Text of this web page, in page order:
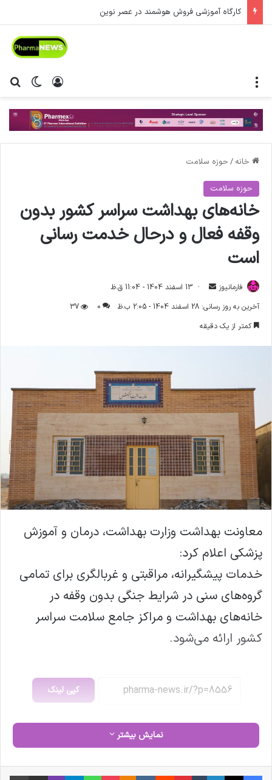
کارگاه آموزشی فروش هوشمند در عصر نوین
تغییر ورود
خانه / حوزه سلامت
حوزه سلامت
خانه‌های بهداشت سراسر کشور بدون
وقفه فعال و درحال خدمت رسانی
است
فارمانیوز
ا
ل
م
ی
13 اسفند 1404 - 11:04 ق.ظ
آخرین به روز رسانی: 28 اسفند 1404 - 2:05 ب.ظ
0
37
کمتر از یک دقیقه
معاونت بهداشت وزارت بهداشت، درمان و آموزش
پزشکی اعلام کرد:
خدمات پیشگیرانه، مراقبتی و غربالگری برای تمامی
گروه‌های سنی در شرایط جنگی بدون وقفه در
خانه‌های بهداشت و مراکز جامع سلامت سراسر
کشور ارائه می‌شود.
کپی لینک
نمایش بیشتر
فیس بوک X لینکدین ‫تامبلر ‫پین‌ترست ‫رددیت ‫VKontakte
‫Odnoklassniki پاکت واتس آپ تلگرام وایبر اشتراک گذاری از طریق ایمیل